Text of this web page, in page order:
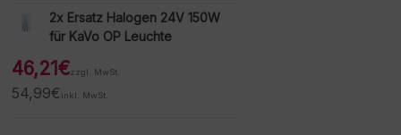
2x Ersatz Halogen 24V 150W
für KaVo OP Leuchte
46,21€zzgl. MwSt.
54,99€ inkl. MwSt.